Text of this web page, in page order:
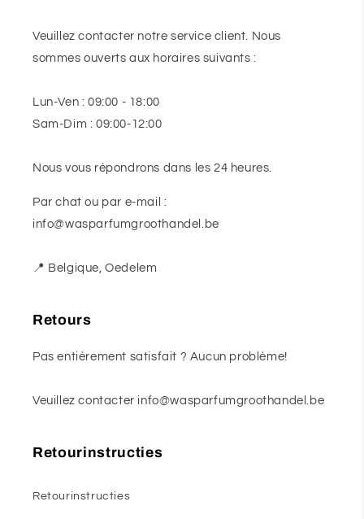
Veuillez contacter notre service client. Nous
sommes ouverts aux horaires suivants :
Lun-Ven : 09:00 - 18:00
Sam-Dim : 09:00-12:00
Nous vous répondrons dans les 24 heures.
Par chat ou par e-mail :
info@wasparfumgroothandel.be
📍 Belgique, Oedelem
Retours
Pas entièrement satisfait ? Aucun problème!
Veuillez contacter info@wasparfumgroothandel.be
Retourinstructies
Retourinstructies